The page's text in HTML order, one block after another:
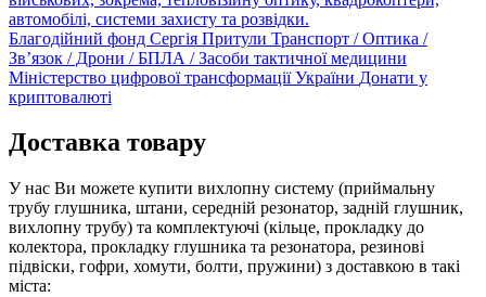
автомобілі, системи захисту та розвідки.
Благодійний фонд Сергія Притули Транспорт / Оптика /
Зв’язок / Дрони / БПЛА / Засоби тактичної медицини
Міністерство цифрової трансформації України Донати у
криптовалюті
Доставка товару
У нас Ви можете купити вихлопну систему (приймальну
трубу глушника, штани, середній резонатор, задній глушник,
вихлопну трубу) та комплектуючі (кільце, прокладку до
колектора, прокладку глушника та резонатора, резинові
підвіски, гофри, хомути, болти, пружини) з доставкою в такі
міста: